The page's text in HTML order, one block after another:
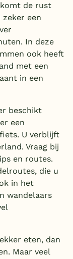
de rust
een
In deze
ook heeft
met een
in een
beschikt
een
U verblijft
Vraag bij
en routes.
die u
in het
wandelaars
eten, dan
Maar veel